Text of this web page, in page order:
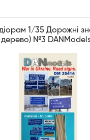
1/35 Дорожні
дерево) №3